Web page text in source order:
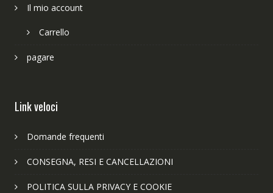
Il mio account
Carrello
pagare
Link veloci
Domande frequenti
CONSEGNA, RESI E CANCELLAZIONI
POLITICA SULLA PRIVACY E COOKIE